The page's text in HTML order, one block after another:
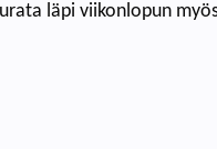
läpi viikonlopun